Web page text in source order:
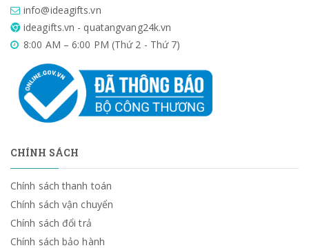
info@ideagifts.vn
ideagifts.vn - quatangvang24k.vn
8:00 AM – 6:00 PM (Thứ 2 - Thứ 7)
CHÍNH SÁCH
Chính sách thanh toán
Chính sách vận chuyển
Chính sách đổi trả
Chính sách bảo hành